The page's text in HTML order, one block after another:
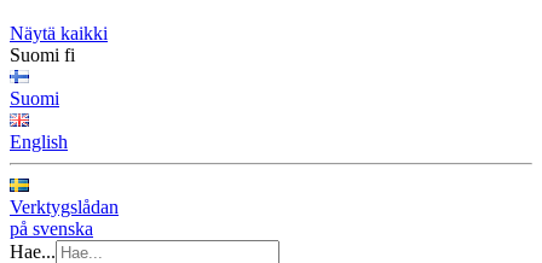
Näytä kaikki
Suomi fi
Suomi
English
Verktygslådan
på svenska
Hae...